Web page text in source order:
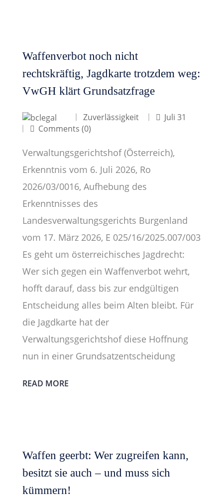
Waffenverbot noch nicht
rechtskräftig, Jagdkarte trotzdem weg:
VwGH klärt Grundsatzfrage
Zuverlässigkeit
Juli 31
Comments (0)
Verwaltungsgerichtshof (Österreich),
Erkenntnis vom 6. Juli 2026, Ro
2026/03/0016, Aufhebung des
Erkenntnisses des
Landesverwaltungsgerichts Burgenland
vom 17. März 2026, E 025/16/2025.007/003
Es geht um österreichisches Jagdrecht:
Wer sich gegen ein Waffenverbot wehrt,
hofft darauf, dass bis zur endgültigen
Entscheidung alles beim Alten bleibt. Für
die Jagdkarte hat der
Verwaltungsgerichtshof diese Hoffnung
nun in einer Grundsatzentscheidung
READ MORE
Waffen geerbt: Wer zugreifen kann,
besitzt sie auch – und muss sich
kümmern!